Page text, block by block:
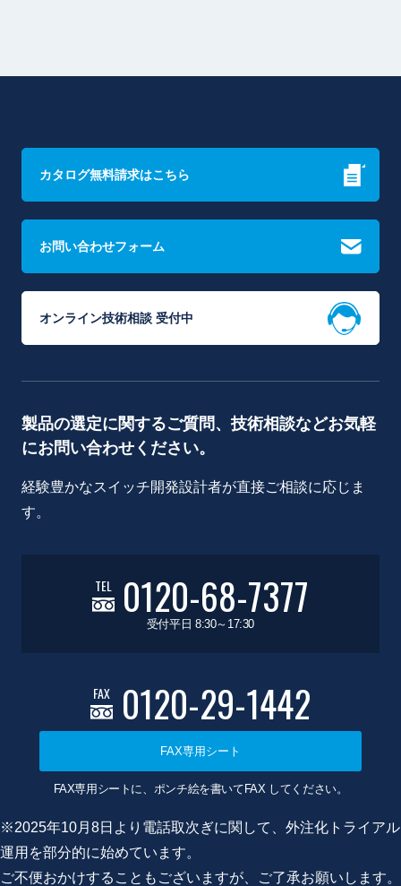
カタログ無料請求はこちら
お問い合わせフォーム
オンライン技術相談 受付中
製品の選定に関するご質問、技術相談などお気軽
にお問い合わせください。
経験豊かなスイッチ開発設計者が直接ご相談に応じま
す。
TEL 0120-68-7377
受付平日 8:30～17:30
FAX 0120-29-1442
FAX専用シート
FAX専用シートに、ポンチ絵を書いてFAX してください。
※2025年10月8日より電話取次ぎに関して、外注化トライアル
運用を部分的に始めています。
ご不便おかけすることもございますが、ご了承お願いします。